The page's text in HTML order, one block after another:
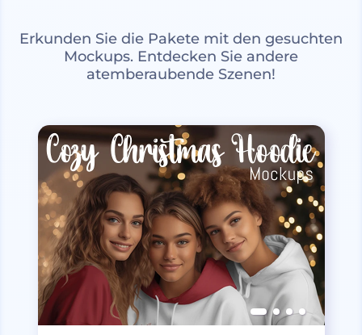
Erkunden Sie die Pakete mit den gesuchten
Mockups. Entdecken Sie andere
atemberaubende Szenen!